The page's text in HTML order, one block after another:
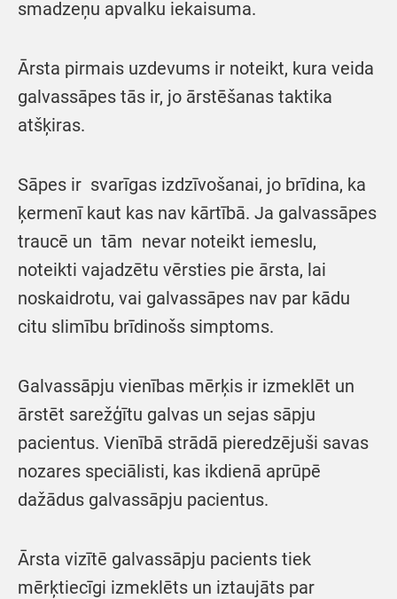
smadzeņu apvalku iekaisuma.
Ārsta pirmais uzdevums ir noteikt, kura veida
galvassāpes tās ir, jo ārstēšanas taktika
atšķiras.
Sāpes ir svarīgas izdzīvošanai, jo brīdina, ka
ķermenī kaut kas nav kārtībā. Ja galvassāpes
traucē un tām nevar noteikt iemeslu,
noteikti vajadzētu vērsties pie ārsta, lai
noskaidrotu, vai galvassāpes nav par kādu
citu slimību brīdinošs simptoms.
Galvassāpju vienības mērķis ir izmeklēt un
ārstēt sarežģītu galvas un sejas sāpju
pacientus. Vienībā strādā pieredzējuši savas
nozares speciālisti, kas ikdienā aprūpē
dažādus galvassāpju pacientus.
Ārsta vizītē galvassāpju pacients tiek
mērķtiecīgi izmeklēts un iztaujāts par